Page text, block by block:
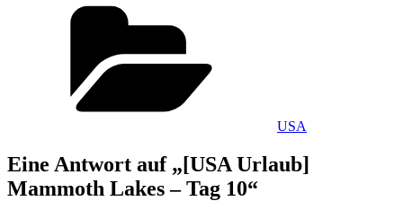
USA
Eine Antwort auf „[USA Urlaub]
Mammoth Lakes – Tag 10“